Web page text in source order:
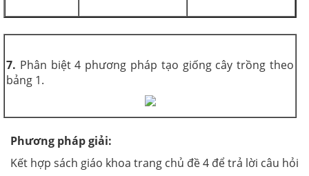
7. Phân biệt 4 phương pháp tạo giống cây trồng theo
bảng 1.
Phương pháp giải:
Kết hợp sách giáo khoa trang chủ đề 4 để trả lời câu hỏi